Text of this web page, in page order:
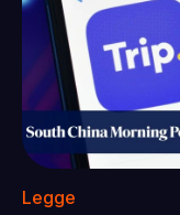
Legge